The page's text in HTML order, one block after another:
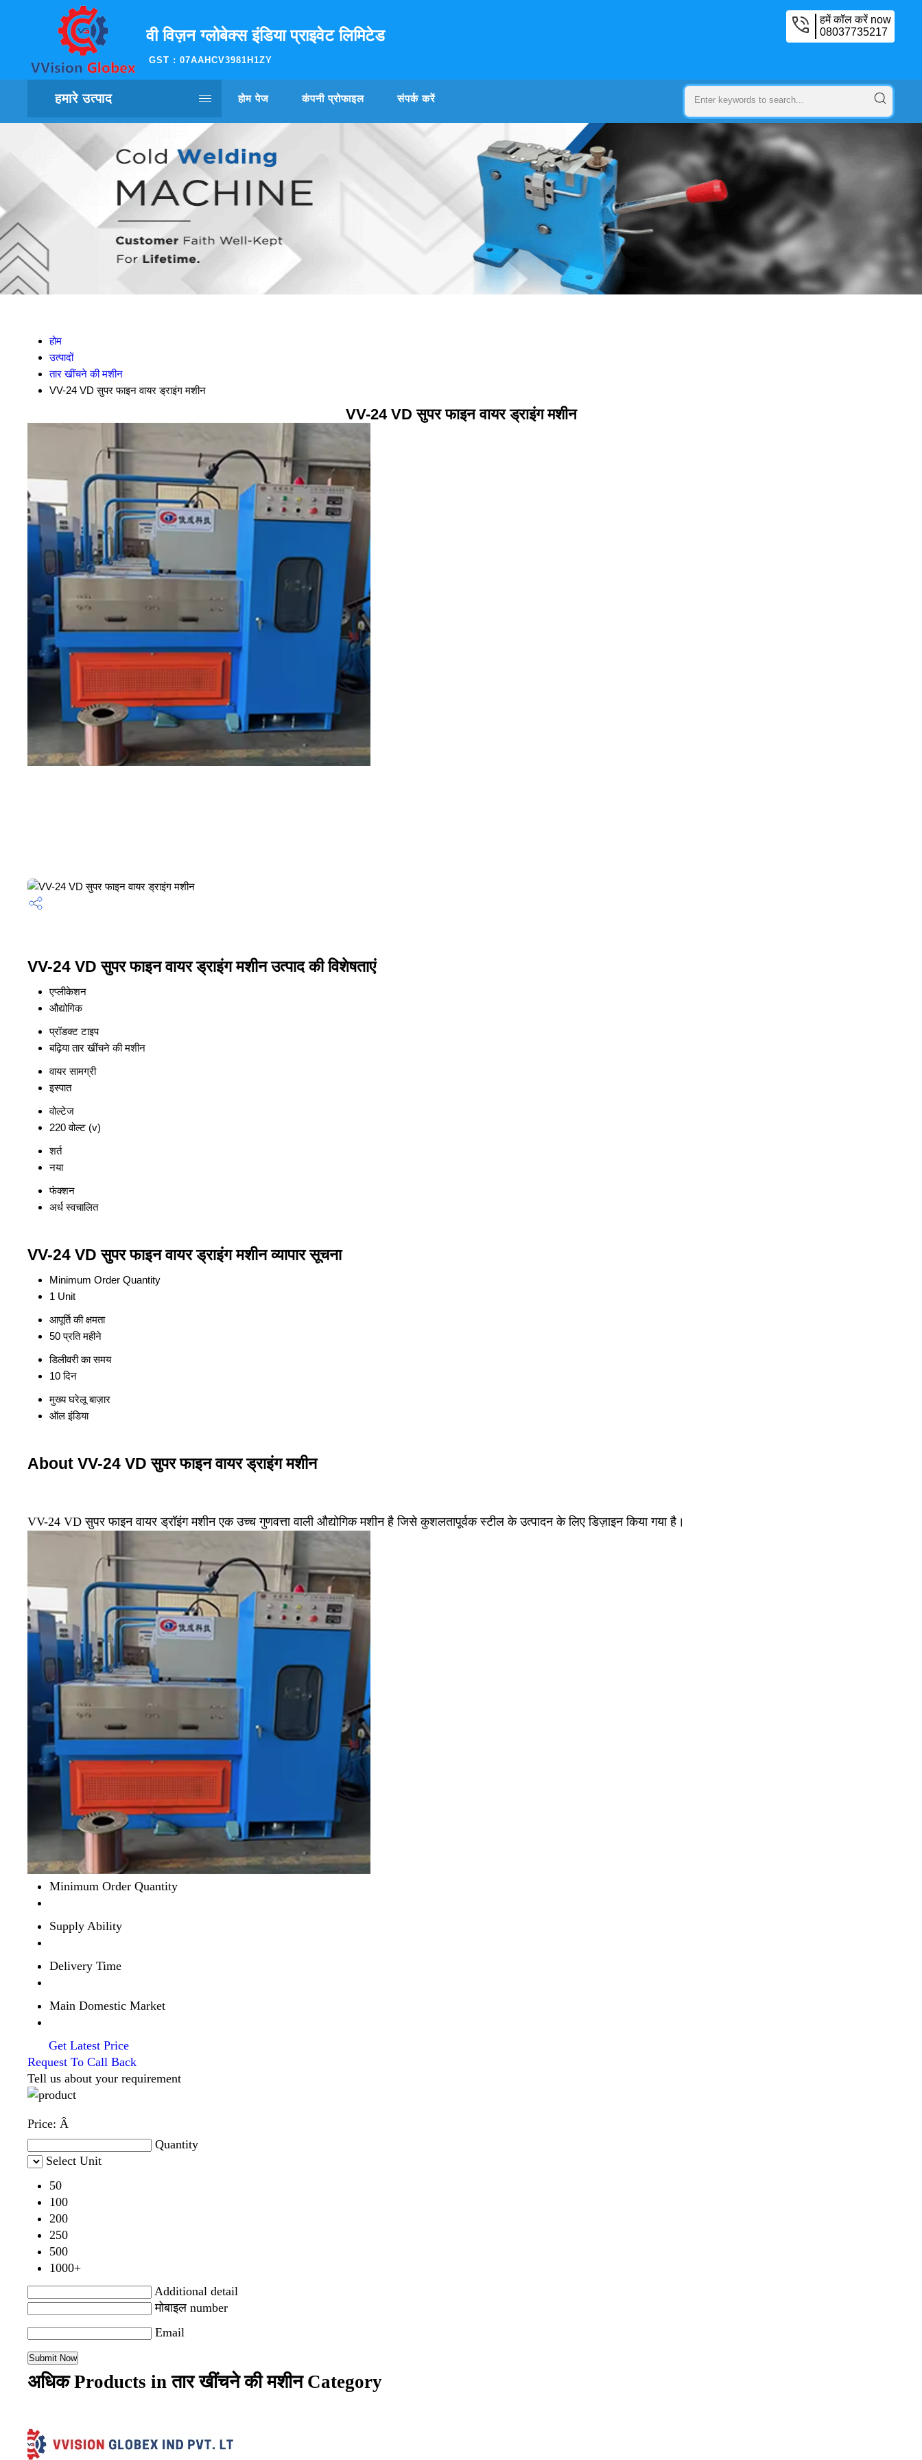
वी विज़न ग्लोबेक्स इंडिया प्राइवेट लिमिटेड
GST : 07AAHCV3981H1ZY
हमें कॉल करें now
08037735217
हमारे उत्पाद होम पेज कंपनी प्रोफाइल संपर्क करें
होम
उत्पादों
तार खींचने की मशीन
VV-24 VD सुपर फाइन वायर ड्राइंग मशीन
VV-24 VD सुपर फाइन वायर ड्राइंग मशीन
VV-24 VD सुपर फाइन वायर ड्राइंग मशीन उत्पाद की विशेषताएं
एप्लीकेशन
औद्योगिक
प्रॉडक्ट टाइप
बढ़िया तार खींचने की मशीन
वायर सामग्री
इस्पात
वोल्टेज
220 वोल्ट (v)
शर्त
नया
फंक्शन
अर्ध स्वचालित
VV-24 VD सुपर फाइन वायर ड्राइंग मशीन व्यापार सूचना
Minimum Order Quantity
1 Unit
आपूर्ति की क्षमता
50 प्रति महीने
डिलीवरी का समय
10 दिन
मुख्य घरेलू बाज़ार
ऑल इंडिया
About VV-24 VD सुपर फाइन वायर ड्राइंग मशीन
VV-24 VD सुपर फाइन वायर ड्रॉइंग मशीन एक उच्च गुणवत्ता वाली औद्योगिक मशीन है जिसे कुशलतापूर्वक स्टील के उत्पादन के लिए डिज़ाइन किया गया है।
Minimum Order Quantity
Supply Ability
Delivery Time
Main Domestic Market
Get Latest Price
Request To Call Back
Tell us about your requirement
Price: Â
Quantity
Select Unit
50
100
200
250
500
1000+
Additional detail
मोबाइल number
Email
अधिक Products in तार खींचने की मशीन Category